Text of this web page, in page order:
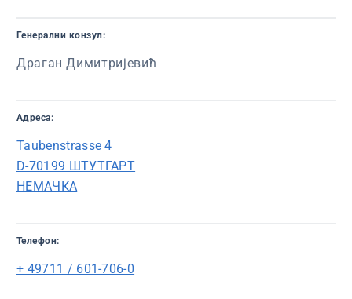
Генерални конзул:
Драган Димитријевић
Адреса:
Taubenstrasse 4
D-70199 ШТУТГАРТ
НЕМАЧКА
Телефон:
+ 49711 / 601-706-0